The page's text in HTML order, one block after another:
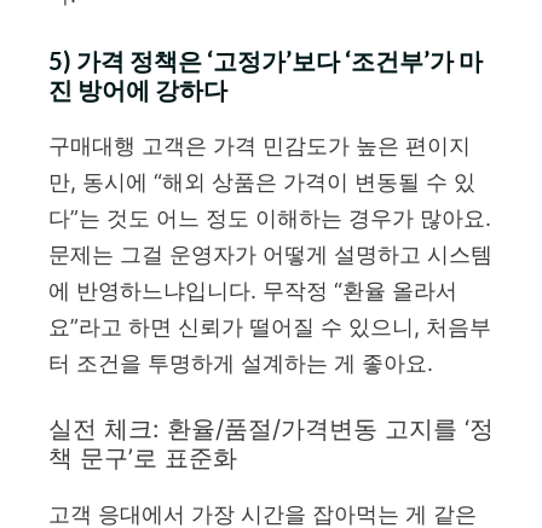
5) 가격 정책은 ‘고정가’보다 ‘조건부’가 마
진 방어에 강하다
구매대행 고객은 가격 민감도가 높은 편이지
만, 동시에 “해외 상품은 가격이 변동될 수 있
다”는 것도 어느 정도 이해하는 경우가 많아요.
문제는 그걸 운영자가 어떻게 설명하고 시스템
에 반영하느냐입니다. 무작정 “환율 올라서
요”라고 하면 신뢰가 떨어질 수 있으니, 처음부
터 조건을 투명하게 설계하는 게 좋아요.
실전 체크: 환율/품절/가격변동 고지를 ‘정
책 문구’로 표준화
고객 응대에서 가장 시간을 잡아먹는 게 같은